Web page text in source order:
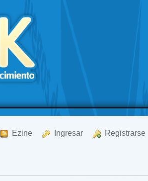
Ezine Ingresar Registrarse